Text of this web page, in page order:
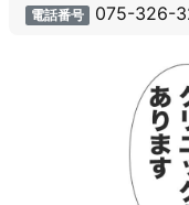
電話番号 075-326-